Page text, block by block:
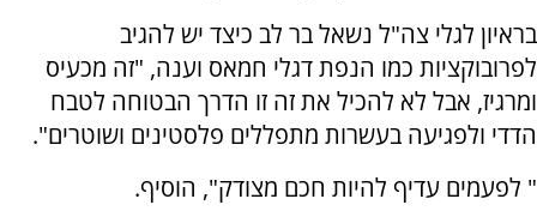
בראיון לגלי צה"ל נשאל בר לב כיצד יש להגיב
לפרובוקציות כמו הנפת דגלי חמאס וענה, "זה מכעיס
ומרגיז, אבל לא להכיל את זה זו הדרך הבטוחה לטבח
הדדי ולפגיעה בעשרות מתפללים פלסטינים ושוטרים".
" לפעמים עדיף להיות חכם מצודק", הוסיף.